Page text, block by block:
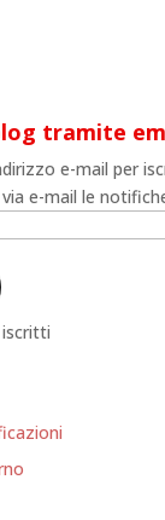
tramite
e-mail per
e-mail le